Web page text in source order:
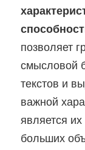
позволяет
смысловой
текстов и
важной
является их
больших